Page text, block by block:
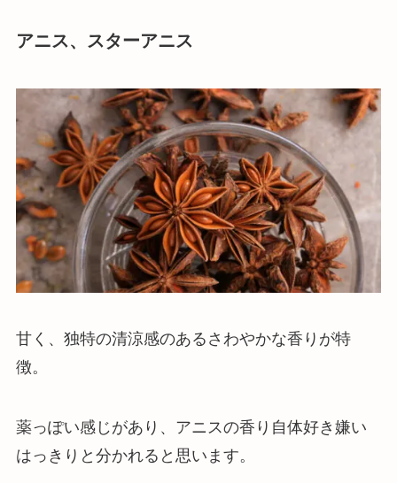
アニス、スターアニス
甘く、独特の清涼感のあるさわやかな香りが特
徴。
薬っぽい感じがあり、アニスの香り自体好き嫌い
はっきりと分かれると思います。